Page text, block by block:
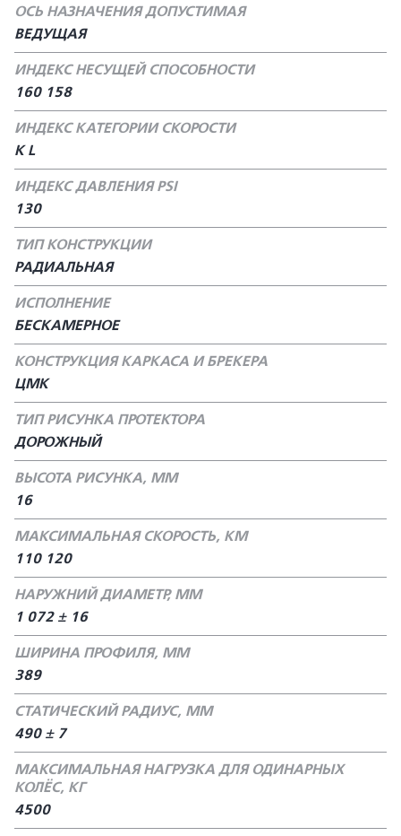
ОСЬ НАЗНАЧЕНИЯ ДОПУСТИМАЯ
ВЕДУЩАЯ
ИНДЕКС НЕСУЩЕЙ СПОСОБНОСТИ
160 158
ИНДЕКС КАТЕГОРИИ СКОРОСТИ
K L
ИНДЕКС ДАВЛЕНИЯ PSI
130
ТИП КОНСТРУКЦИИ
РАДИАЛЬНАЯ
ИСПОЛНЕНИЕ
БЕСКАМЕРНОЕ
КОНСТРУКЦИЯ КАРКАСА И БРЕКЕРА
ЦМК
ТИП РИСУНКА ПРОТЕКТОРА
ДОРОЖНЫЙ
ВЫСОТА РИСУНКА, ММ
16
МАКСИМАЛЬНАЯ СКОРОСТЬ, КМ
110 120
НАРУЖНИЙ ДИАМЕТР, ММ
1 072 ± 16
ШИРИНА ПРОФИЛЯ, ММ
389
СТАТИЧЕСКИЙ РАДИУС, ММ
490 ± 7
МАКСИМАЛЬНАЯ НАГРУЗКА ДЛЯ ОДИНАРНЫХ
КОЛЁС, КГ
4500